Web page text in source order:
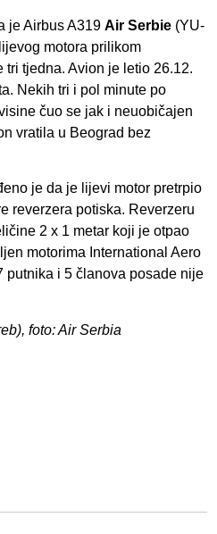
je Airbus A319 Air Serbie (YU-
motora prilikom
tjedna. Avion je letio 26.12.
Nekih tri i pol minute po
čuo se jak i neuobičajen
vratila u Beograd bez
je da je lijevi motor pretrpio
reverzera potiska. Reverzeru
2 x 1 metar koji je otpao
motorima International Aero
putnika i 5 članova posade nije
foto: Air Serbia